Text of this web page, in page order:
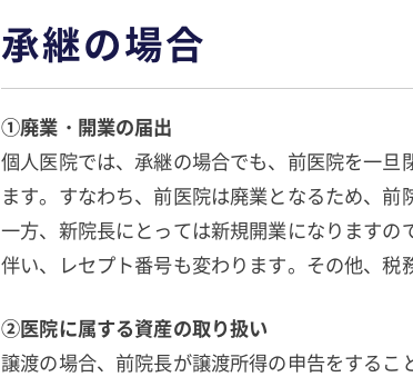
承継の場合
①廃業・開業の届出
個人医院では、承継の場合でも、前医院を一
ます。すなわち、前医院は廃業となるため、前
一方、新院長にとっては新規開業になります
伴い、レセプト番号も変わります。その他、税
②医院に属する資産の取り扱い
譲渡の場合、前院長が譲渡所得の申告をする